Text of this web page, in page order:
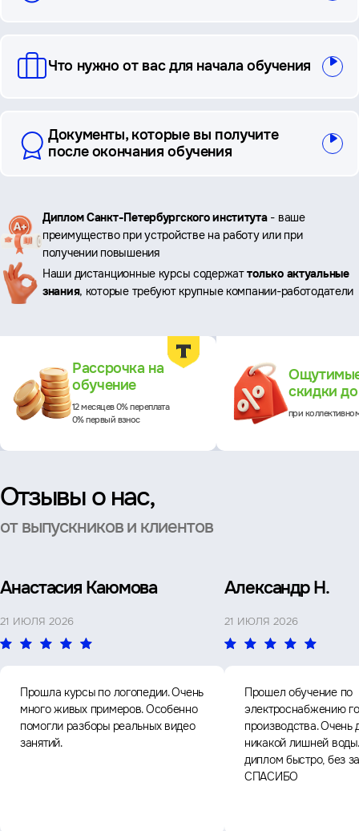
Что нужно от вас для начала обучения
Документы, которые вы получите
после окончания обучения
Ключевые
преимущества
Диплом Санкт-Петербургского института- ваше
преимущество при устройстве на работу или при
получении повышения
Наши дистанционные курсы содержаттолько актуальные
знания, которые требуют крупные компании-работодатели
Рассрочка на
обучение
12 месяцев 0% переплата
0% первый взнос
скидки
при
Отзывы о нас,
от выпускников и клиентов
Анастасия Каюмова
21 ИЮЛЯ 2026
Прошла курсы по логопедии. Очень
много живых примеров. Особенно
помогли разборы реальных видео
занятий.
Александр Н.
21 ИЮЛЯ 2026
Прошел обучение по
электроснабжению
производства. Очень
никакой лишней
диплом быстро, без
СПАСИБО